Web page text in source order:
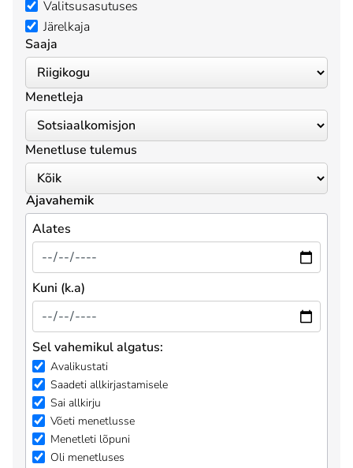
Valitsusasutuses
Järelkaja
Saaja
Menetleja
Menetluse tulemus
Ajavahemik
Alates
Kuni (k.a)
Sel vahemikul algatus:
Avalikustati
Saadeti allkirjastamisele
Sai allkirju
Võeti menetlusse
Menetleti lõpuni
Oli menetluses